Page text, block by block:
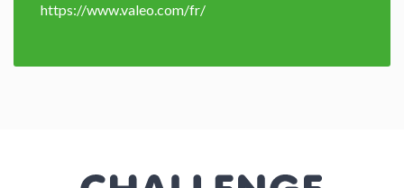
https://www.valeo.com/fr/